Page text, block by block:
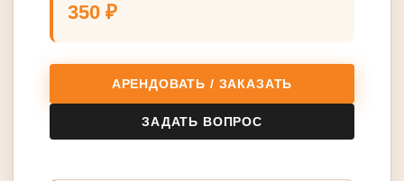
350 ₽
АРЕНДОВАТЬ / ЗАКАЗАТЬ
ЗАДАТЬ ВОПРОС